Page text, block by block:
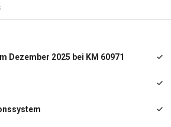
mit Fußgänger- und
Dezember 2025 bei KM 60971